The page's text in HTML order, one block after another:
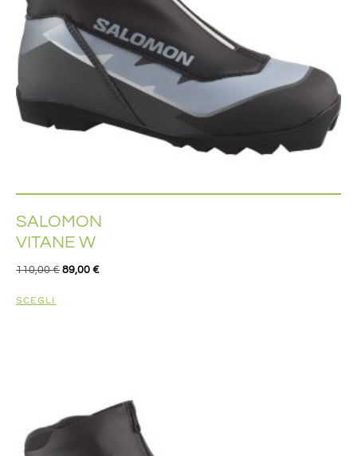
SALOMON
VITANE W
110,00€ 89,00 €
SCEGLI